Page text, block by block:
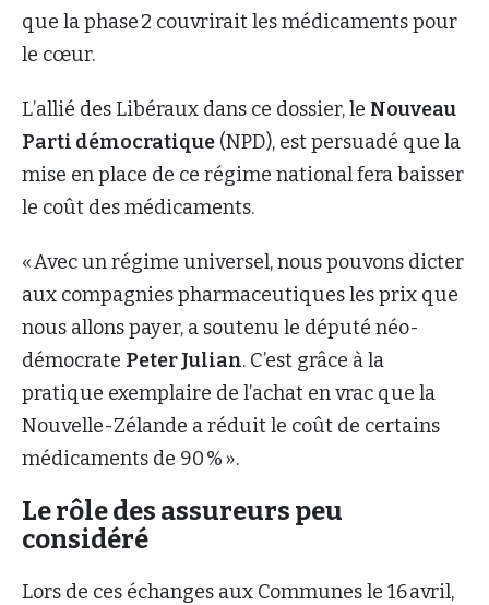
que la phase 2 couvrirait les médicaments pour
le cœur.
L’allié des Libéraux dans ce dossier, le Nouveau
Parti démocratique (NPD), est persuadé que la
mise en place de ce régime national fera baisser
le coût des médicaments.
« Avec un régime universel, nous pouvons dicter
aux compagnies pharmaceutiques les prix que
nous allons payer, a soutenu le député néo-
démocrate Peter Julian. C’est grâce à la
pratique exemplaire de l’achat en vrac que la
Nouvelle-Zélande a réduit le coût de certains
médicaments de 90 % ».
Le rôle des assureurs peu
considéré
Lors de ces échanges aux Communes le 16 avril,